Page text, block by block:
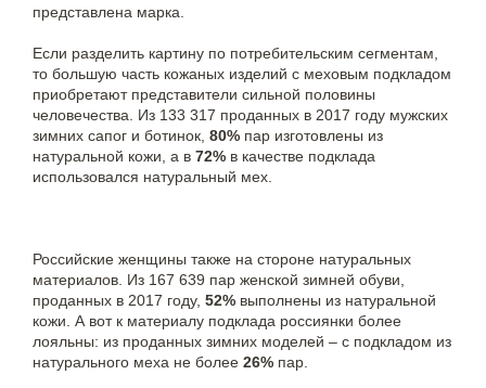
представлена марка.
Если разделить картину по потребительским сегментам,
то большую часть кожаных изделий с меховым подкладом
приобретают представители сильной половины
человечества. Из 133 317 проданных в 2017 году мужских
зимних сапог и ботинок, 80% пар изготовлены из
натуральной кожи, а в 72% в качестве подклада
использовался натуральный мех.
Российские женщины также на стороне натуральных
материалов. Из 167 639 пар женской зимней обуви,
проданных в 2017 году, 52% выполнены из натуральной
кожи. А вот к материалу подклада россиянки более
лояльны: из проданных зимних моделей – с подкладом из
натурального меха не более 26% пар.